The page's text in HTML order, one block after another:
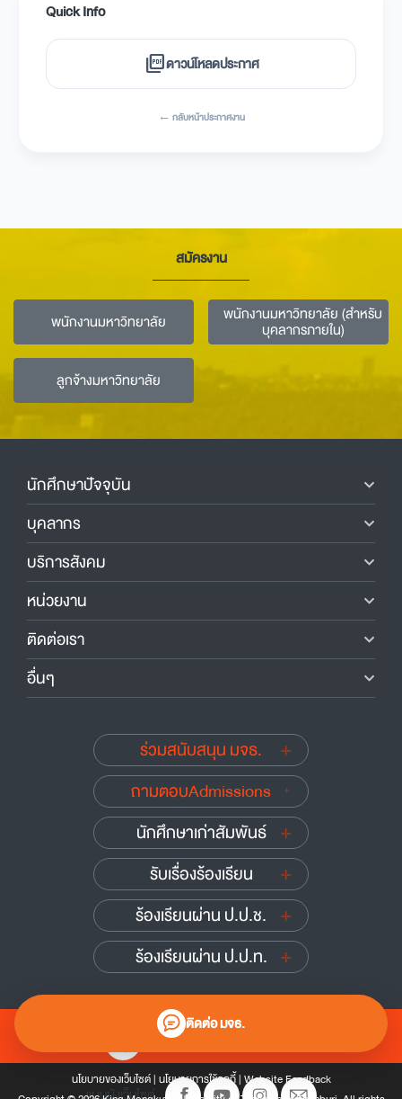
Quick Info
picture_as_pdfดาวน์โหลดประกาศ
← กลับหน้าประกาศงาน
สมัครงาน
พนักงานมหาวิทยาลัย พนักงานมหาวิทยาลัย (สำหรับ
บุคลากรภายใน)
ลูกจ้างมหาวิทยาลัย
ติดต่อ มจธ.
นักศึกษาปัจจุบัน
บุคลากร
บริการสังคม
หน่วยงาน
ติดต่อเรา
อื่นๆ
ร่วมสนับสนุน มจธ.
ถามตอบAdmissions
นักศึกษาเก่าสัมพันธ์
รับเรื่องร้องเรียน
ร้องเรียนผ่าน ป.ป.ช.
ร้องเรียนผ่าน ป.ป.ท.
0 2470 8000
แผนผังเว็บไซต์
นโยบายของเว็บไซต์| นโยบายการใช้คุกกี้| Website Feedback